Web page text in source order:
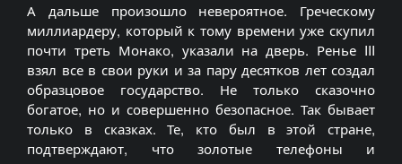
А дальше произошло невероятное. Греческому
миллиардеру, который к тому времени уже скупил
почти треть Монако, указали на дверь. Ренье III
взял все в свои руки и за пару десятков лет создал
образцовое государство. Не только сказочно
богатое, но и совершенно безопасное. Так бывает
только в сказках. Те, кто был в этой стране,
подтверждают, что золотые телефоны и